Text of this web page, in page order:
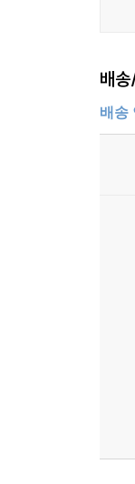
배
배송